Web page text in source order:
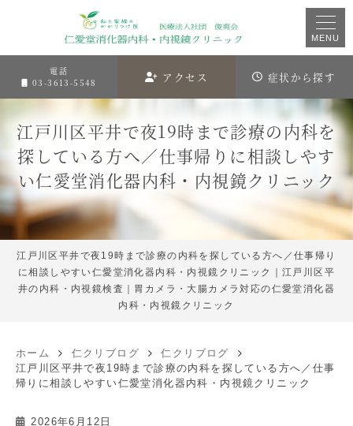
MENU
電話
03-3613-5548
アクセス 症状から探す
江戸川区平井で夜19時まで診療の内科を
探している方へ／仕事帰りに相談しやす
い仁愛堂消化器内科・内視鏡クリニック
江戸川区平井で夜19時まで診療の内科を探している方へ／仕事帰り
に相談しやすい仁愛堂消化器内科・内視鏡クリニック｜江戸川区平
井の内科・内視鏡検査｜胃カメラ・大腸カメラ対応の仁愛堂消化器
内科・内視鏡クリニック
ホーム 仁クリブログ
仁クリブログ
江戸川区平井で夜19時まで診療の内科を探している方へ／仕事
帰りに相談しやすい仁愛堂消化器内科・内視鏡クリニック
2026年6月12日